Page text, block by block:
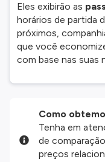
Eles exibirão as
horários de partida
próximos,
que você
com base nas suas
Como
Tenha em
de
preços